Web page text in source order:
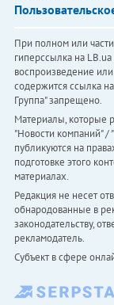
При полном или
гиперссылка на
воспроизведение
содержится ссылка
Группа" запрещено.
Материалы, которые
"Новости компаний" /
публикуются на
подготовке этого
материалах.
Редакция не несет
обнародованные в
законодательству,
рекламодатель.
Субъект в сфере